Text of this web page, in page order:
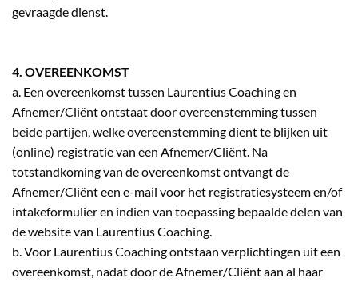
gevraagde dienst.
4. OVEREENKOMST
a. Een overeenkomst tussen Laurentius Coaching en
Afnemer/Cliënt ontstaat door overeenstemming tussen
beide partijen, welke overeenstemming dient te blijken uit
(online) registratie van een Afnemer/Cliënt. Na
totstandkoming van de overeenkomst ontvangt de
Afnemer/Cliënt een e-mail voor het registratiesysteem en/of
intakeformulier en indien van toepassing bepaalde delen van
de website van Laurentius Coaching.
b. Voor Laurentius Coaching ontstaan verplichtingen uit een
overeenkomst, nadat door de Afnemer/Cliënt aan al haar